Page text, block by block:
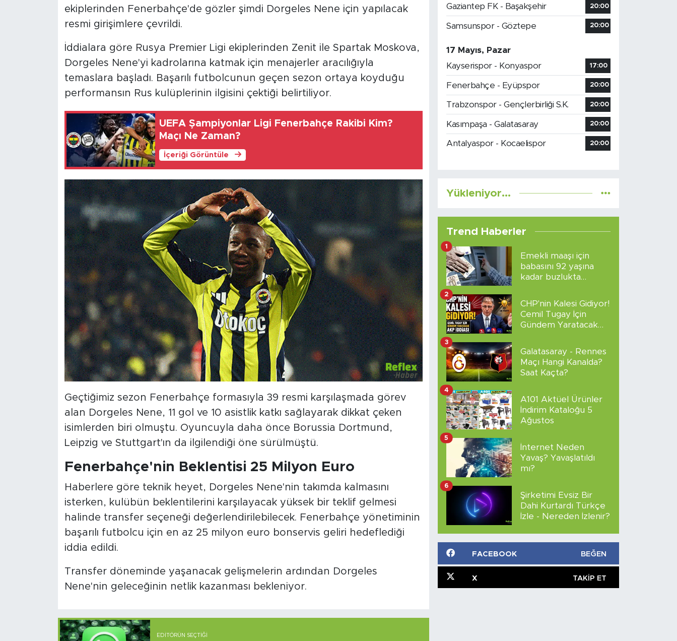
ekiplerinden Fenerbahçe'de gözler şimdi Dorgeles Nene için yapılacak
resmi girişimlere çevrildi.
İddialara göre Rusya Premier Ligi ekiplerinden Zenit ile Spartak Moskova,
Dorgeles Nene'yi kadrolarına katmak için menajerler aracılığıyla
temaslara başladı. Başarılı futbolcunun geçen sezon ortaya koyduğu
performansın Rus kulüplerinin ilgisini çektiği belirtiliyor.
UEFA Şampiyonlar Ligi Fenerbahçe Rakibi Kim?
Maçı Ne Zaman?
İçeriği Görüntüle
Geçtiğimiz sezon Fenerbahçe formasıyla 39 resmi karşılaşmada görev
alan Dorgeles Nene, 11 gol ve 10 asistlik katkı sağlayarak dikkat çeken
isimlerden biri olmuştu. Oyuncuyla daha önce Borussia Dortmund,
Leipzig ve Stuttgart'ın da ilgilendiği öne sürülmüştü.
Fenerbahçe'nin Beklentisi 25 Milyon Euro
Haberlere göre teknik heyet, Dorgeles Nene'nin takımda kalmasını
isterken, kulübün beklentilerini karşılayacak yüksek bir teklif gelmesi
halinde transfer seçeneği değerlendirilebilecek. Fenerbahçe yönetiminin
başarılı futbolcu için en az 25 milyon euro bonservis geliri hedeflediği
iddia edildi.
Transfer döneminde yaşanacak gelişmelerin ardından Dorgeles
Nene'nin geleceğinin netlik kazanması bekleniyor.
EDITÖRÜN SEÇTIĞI
Gaziantep FK - Başakşehir 20:00
Samsunspor - Göztepe 20:00
17 Mayıs, Pazar
Kayserispor - Konyaspor
17:00
Fenerbahçe - Eyüpspor 20:00
Trabzonspor - Gençlerbirliği S.K. 20:00
Kasımpaşa - Galatasaray 20:00
Antalyaspor - Kocaelispor 20:00
Yükleniyor...
Trend Haberler
Emekli maaşı için
babasını 92 yaşına
kadar buzlukta
1
CHP'nin Kalesi Gidiyor!
Cemil Tugay İçin
Gündem Yaratacak
2
Galatasaray - Rennes
Maçı Hangi Kanalda?
Saat Kaçta?
3
A101 Aktüel Ürünler
İndirim Kataloğu 5
Ağustos
4
İnternet Neden
Yavaş? Yavaşlatıldı
mı?
5
Şirketimi Evsiz Bir
Dahi Kurtardı Türkçe
İzle - Nereden İzlenir?
6
FACEBOOK BEĞEN
X TAKIP ET